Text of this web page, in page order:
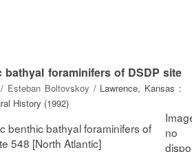
bathyal foraminifers of DSDP site
Esteban Boltovskoy / Lawrence, Kansas :
History (1992)
benthic bathyal foraminifers of
548 [North Atlantic]